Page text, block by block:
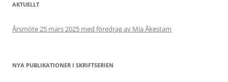
AKTUELLT
Årsmöte 25 mars 2025 med föredrag av Mia Åkestam
NYA PUBLIKATIONER I SKRIFTSERIEN